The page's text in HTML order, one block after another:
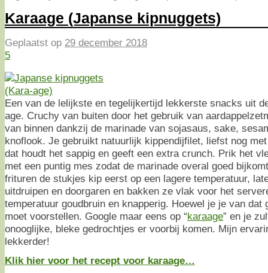
Karaage (Japanse kipnuggets)
Geplaatst op 29 december 2018
5
Een van de lelijkste en tegelijkertijd lekkerste snacks uit
age. Cruchy van buiten door het gebruik van
van binnen dankzij de marinade van sojasaus, sake,
knoflook. Je gebruikt natuurlijk kippendijfilet, liefst nog
dat houdt het sappig en geeft een extra crunch. Prik het
met een puntig mes zodat de marinade overal goed
frituren de stukjes kip eerst op een lagere temperatuur,
uitdruipen en doorgaren en bakken ze vlak voor het
temperatuur goudbruin en knapperig. Hoewel je je van dat
moet voorstellen. Google maar eens op “karaage” en je
onooglijke, bleke gedrochtjes er voorbij komen. Mijn
lekkerder!
Klik hier voor het recept voor karaage…